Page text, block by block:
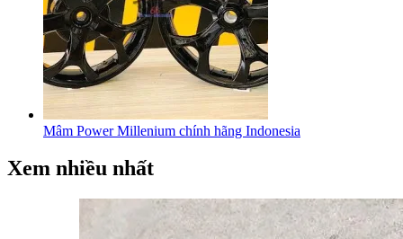
Mâm Power Millenium chính hãng Indonesia
Xem nhiều nhất